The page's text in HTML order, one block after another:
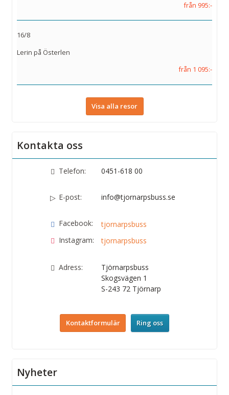
från 995:-
16/8
Lerin på Österlen
från 1 095:-
Visa alla resor
Kontakta oss
Telefon: 0451-618 00
E-post: info@tjornarpsbuss.se
Facebook:
tjornarpsbuss
Instagram:
tjornarpsbuss
Adress:
Tjörnarpsbuss
Skogsvägen 1
S-243 72 Tjörnarp
Kontaktformulär Ring oss
Nyheter